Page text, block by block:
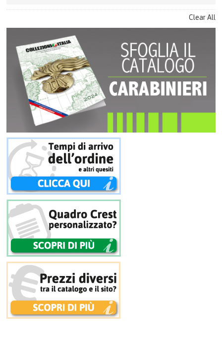
TEMPO LIBERO
FERMACARTE
COME ACQUISTARE
GALLERIA
CONTATTI
CATALOGO
AIUTO
DIVENTA RIVENDITORE
CARRELLO
ACCEDI
Clear All